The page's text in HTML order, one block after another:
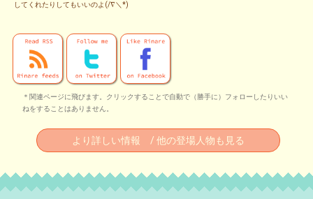
してくれたりしてもいいのよ(/∇＼*)
＊関連ページに飛びます。クリックすることで自動で（勝手に）フォローしたりいい
ねをすることはありません。
より詳しい情報 / 他の登場人物も見る